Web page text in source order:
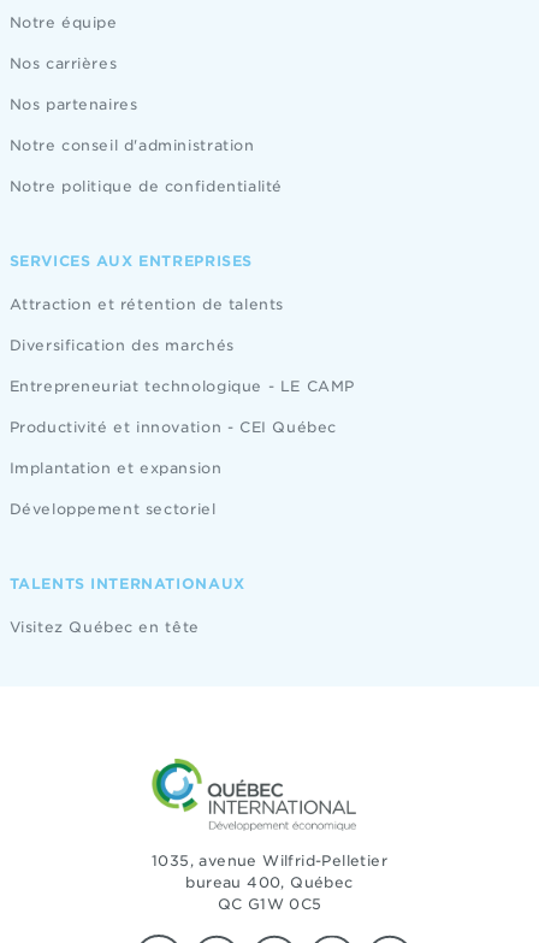
Notre équipe
Nos carrières
Nos partenaires
Notre conseil d'administration
Notre politique de confidentialité
SERVICES AUX ENTREPRISES
Attraction et rétention de talents
Diversification des marchés
Entrepreneuriat technologique - LE CAMP
Productivité et innovation - CEI Québec
Implantation et expansion
Développement sectoriel
TALENTS INTERNATIONAUX
Visitez Québec en tête
1035, avenue Wilfrid-Pelletier
bureau 400, Québec
QC G1W 0C5